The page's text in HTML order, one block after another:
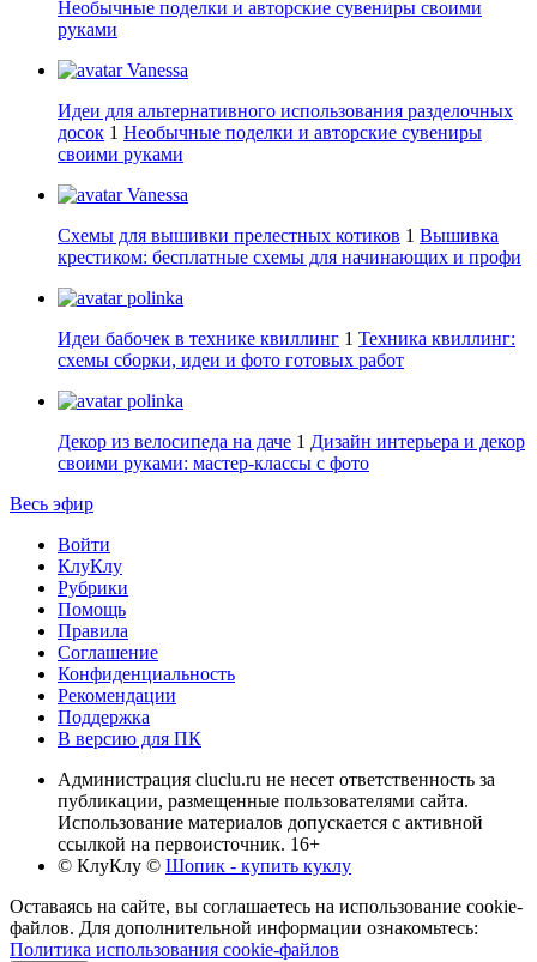
Необычные поделки и авторские сувениры своими
руками
Vanessa
Идеи для альтернативного использования разделочных
досок 1 Необычные поделки и авторские сувениры
своими руками
Vanessa
Схемы для вышивки прелестных котиков 1 Вышивка
крестиком: бесплатные схемы для начинающих и профи
polinka
Идеи бабочек в технике квиллинг 1 Техника квиллинг:
схемы сборки, идеи и фото готовых работ
polinka
Декор из велосипеда на даче 1 Дизайн интерьера и декор
своими руками: мастер-классы с фото
Весь эфир
Войти
КлуКлу
Рубрики
Помощь
Правила
Соглашение
Конфиденциальность
Рекомендации
Поддержка
В версию для ПК
Администрация cluclu.ru не несет ответственность за
публикации, размещенные пользователями сайта.
Использование материалов допускается с активной
ссылкой на первоисточник. 16+
© КлуКлу © Шопик - купить куклу
Оставаясь на сайте, вы соглашаетесь на использование cookie-
файлов. Для дополнительной информации ознакомьтесь:
Политика использования cookie-файлов